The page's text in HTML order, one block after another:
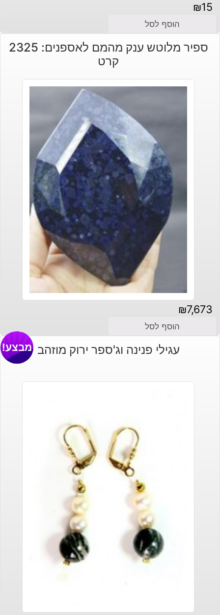
₪15
הוסף לסל
ספיר מלוטש ענק מהמם לאספנים: 2325
קרט
₪7,673
הוסף לסל
עגילי פנינה וג'ספר ירוק מוזהב מבצע!